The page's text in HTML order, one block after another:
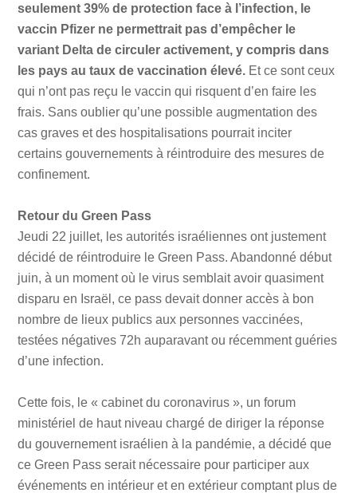
seulement 39% de protection face à l’infection, le
vaccin Pfizer ne permettrait pas d’empêcher le
variant Delta de circuler activement, y compris dans
les pays au taux de vaccination élevé. Et ce sont ceux
qui n’ont pas reçu le vaccin qui risquent d’en faire les
frais. Sans oublier qu’une possible augmentation des
cas graves et des hospitalisations pourrait inciter
certains gouvernements à réintroduire des mesures de
confinement.
Retour du Green Pass
Jeudi 22 juillet, les autorités israéliennes ont justement
décidé de réintroduire le Green Pass. Abandonné début
juin, à un moment où le virus semblait avoir quasiment
disparu en Israël, ce pass devait donner accès à bon
nombre de lieux publics aux personnes vaccinées,
testées négatives 72h auparavant ou récemment guéries
d’une infection.
Cette fois, le « cabinet du coronavirus », un forum
ministériel de haut niveau chargé de diriger la réponse
du gouvernement israélien à la pandémie, a décidé que
ce Green Pass serait nécessaire pour participer aux
événements en intérieur et en extérieur comptant plus de